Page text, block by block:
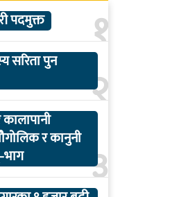
१
पदमुक्त
२
सरिता पुन
३
र कानुनी